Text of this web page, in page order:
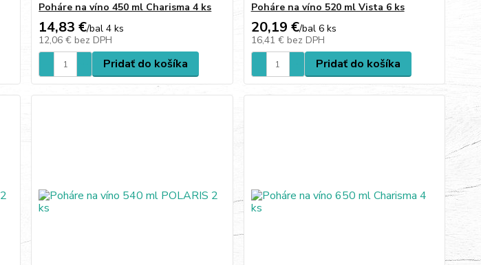
Poháre na víno 450 ml Charisma 4 ks
14,83 €/bal 4 ks
12,06 € bez DPH
Pridať do košíka
Poháre na víno 520 ml Vista 6 ks
20,19 €/bal 6 ks
16,41 € bez DPH
Pridať do košíka